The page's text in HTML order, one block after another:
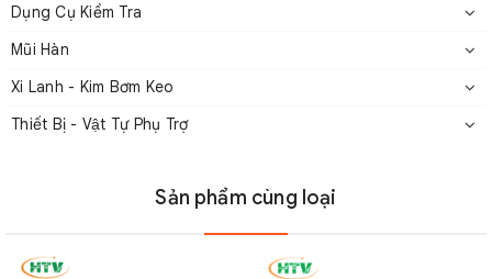
2. Thông số kỹ thuật của AXTON
ASF-1050H
Dụng Cụ Kiểm Tra
Mũi Hàn
Xi Lanh - Kim Bơm Keo
Thiết Bị - Vật Tự Phụ Trợ
Sản phẩm cùng loại